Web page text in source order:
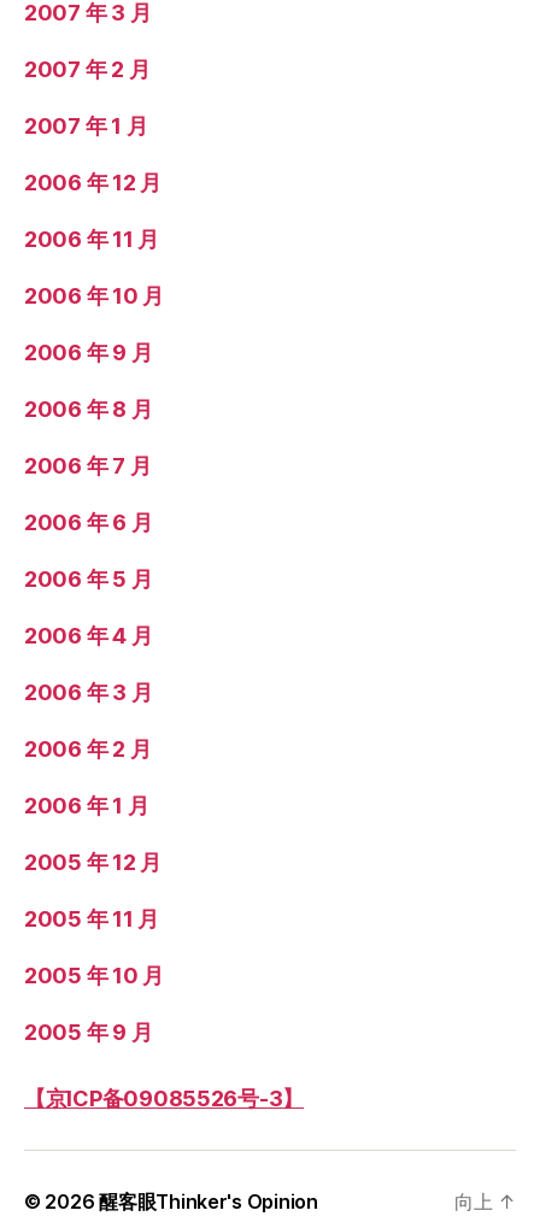
2007 年 3 月
2007 年 2 月
2007 年 1 月
2006 年 12 月
2006 年 11 月
2006 年 10 月
2006 年 9 月
2006 年 8 月
2006 年 7 月
2006 年 6 月
2006 年 5 月
2006 年 4 月
2006 年 3 月
2006 年 2 月
2006 年 1 月
2005 年 12 月
2005 年 11 月
2005 年 10 月
2005 年 9 月
【京ICP备09085526号-3】
© 2026醒客眼Thinker's Opinion 向上 ↑